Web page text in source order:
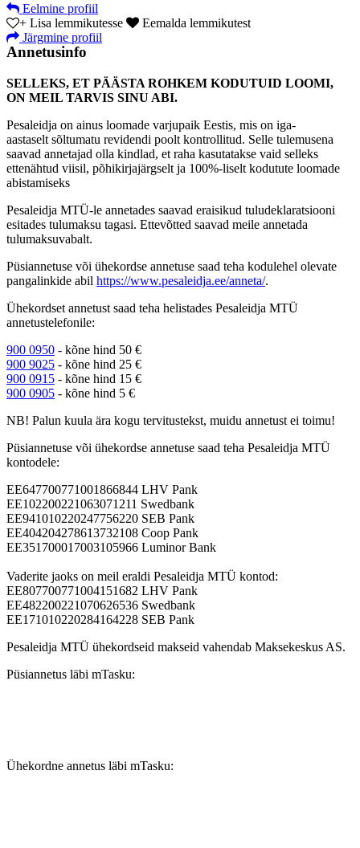
Eelmine profiil
+ Lisa lemmikutesse
Eemalda lemmikutest
Järgmine profiil
Annetusinfo
SELLEKS, ET PÄÄSTA ROHKEM KODUTUID LOOMI,
ON MEIL TARVIS SINU ABI.
Pesaleidja on ainus loomade varjupaik Eestis, mis on iga-
aastaselt sõltumatu revidendi poolt kontrollitud. Selle tulemusena
saavad annetajad olla kindlad, et raha kasutatakse vaid selleks
ettenähtud viisil, põhikirjajärgselt ja 100%-liselt kodutute loomade
abistamiseks
Pesaleidja MTÜ-le annetades saavad eraisikud tuludeklaratsiooni
esitades tulumaksu tagasi. Ettevõtted saavad meile annetada
tulumaksuvabalt.
Püsiannetuse või ühekordse annetuse saad teha kodulehel olevate
pangalinkide abil https://www.pesaleidja.ee/anneta/.
Ühekordset annetust saad teha helistades Pesaleidja MTÜ
annetustelefonile:
900 0950 - kõne hind 50 €
900 9025 - kõne hind 25 €
900 0915 - kõne hind 15 €
900 0905 - kõne hind 5 €
NB! Palun kuula ära kogu tervitustekst, muidu annetust ei toimu!
Püsiannetuse või ühekordse annetuse saad teha Pesaleidja MTÜ
kontodele:
EE647700771001866844 LHV Pank
EE102200221063071211 Swedbank
EE941010220247756220 SEB Pank
EE404204278613732108 Coop Pank
EE351700017003105966 Luminor Bank
Vaderite jaoks on meil eraldi Pesaleidja MTÜ kontod:
EE807700771004151682 LHV Pank
EE482200221070626536 Swedbank
EE171010220284164228 SEB Pank
Pesaleidja MTÜ ühekordseid makseid vahendab Maksekeskus AS.
Püsiannetus läbi mTasku:
Ühekordne annetus läbi mTasku: